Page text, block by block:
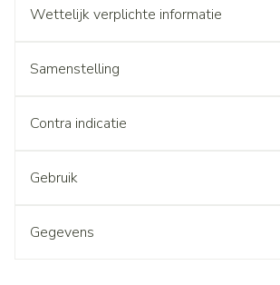
Wettelijk verplichte informatie
Samenstelling
Contra indicatie
Gebruik
Gegevens